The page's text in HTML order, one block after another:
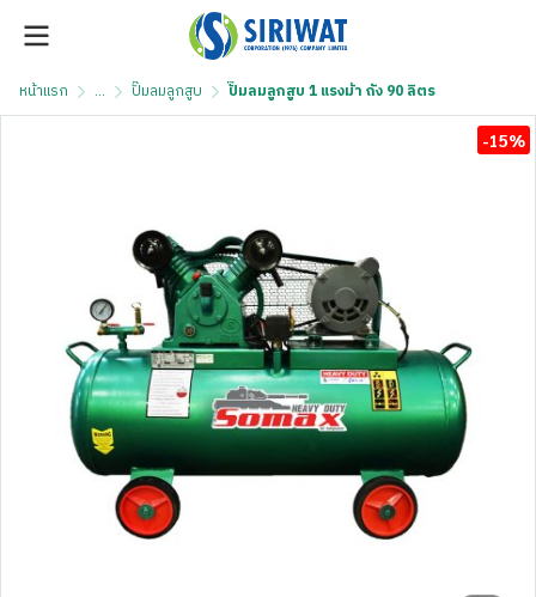
หน้าแรก ... ปั๊มลมลูกสูบ ปั๊มลมลูกสูบ 1 แรงม้า ถัง 90 ลิตร
-15%